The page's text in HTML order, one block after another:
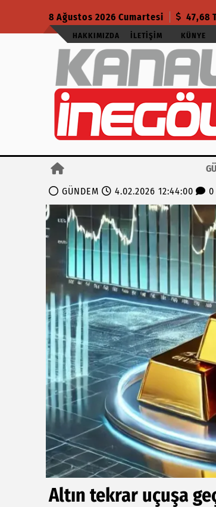
8 Ağustos 2026 Cumartesi 47,68
HAKKIMIZDA İLETIŞIM KÜNYE
GÜNDEM
4.02.2026 12:44:00 0
Altın tekrar uçuşa